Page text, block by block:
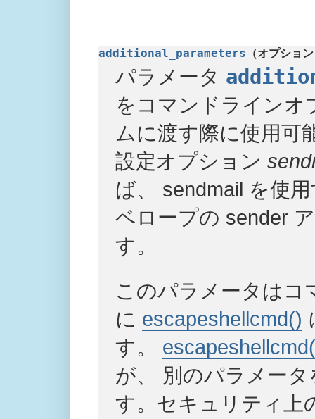
additional_parameters （オプショ
パラメータ
をコマンドラインオ
ムに渡す際に使用可
設定オプション
ば、 sendmail を使
ベロープの sender
す。
このパラメータはコ
に escapeshellcmd()
す。
が、 別のパラメー
す。セキュリティ上